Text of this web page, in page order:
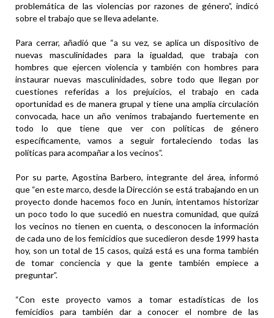
problemática de las violencias por razones de género”, indicó
sobre el trabajo que se lleva adelante.
Para cerrar, añadió que “a su vez, se aplica un dispositivo de
nuevas masculinidades para la igualdad, que trabaja con
hombres que ejercen violencia y también con hombres para
instaurar nuevas masculinidades, sobre todo que llegan por
cuestiones referidas a los prejuicios, el trabajo en cada
oportunidad es de manera grupal y tiene una amplia circulación
convocada, hace un año venimos trabajando fuertemente en
todo lo que tiene que ver con políticas de género
específicamente, vamos a seguir fortaleciendo todas las
políticas para acompañar a los vecinos”.
Por su parte, Agostina Barbero, integrante del área, informó
que “en este marco, desde la Dirección se está trabajando en un
proyecto donde hacemos foco en Junín, intentamos historizar
un poco todo lo que sucedió en nuestra comunidad, que quizá
los vecinos no tienen en cuenta, o desconocen la información
de cada uno de los femicidios que sucedieron desde 1999 hasta
hoy, son un total de 15 casos, quizá está es una forma también
de tomar conciencia y que la gente también empiece a
preguntar”.
“Con este proyecto vamos a tomar estadísticas de los
femicidios para también dar a conocer el nombre de las